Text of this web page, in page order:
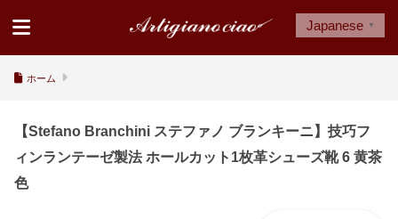
ホーム
【Stefano Branchini ステファノ ブランキーニ】技巧フ
ィンランテーゼ製法 ホールカット1枚革シューズ靴 6 黄茶
色
Japanese ▼